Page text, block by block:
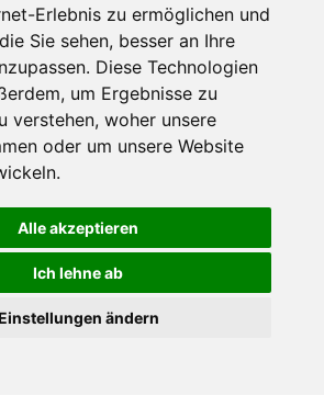
Erlebnis zu ermöglichen und
Sie sehen, besser an Ihre
Diese Technologien
um Ergebnisse zu
verstehen, woher unsere
oder um unsere Website
Alle akzeptieren
Ich lehne ab
ändern